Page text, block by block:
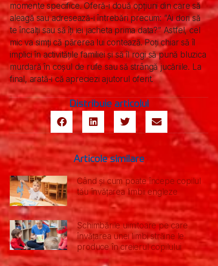
momente specifice. Oferă-i două opțiuni din care să
aleagă sau adresează-i întrebări precum: ”Ai dori să
te încalți sau să îți iei jacheta prima data?” Astfel, cel
mic va simți că părerea lui contează. Poți chiar să îl
implici în activitățile familiei și să îl rogi să pună bluzica
murdară în coșul de rufe sau să strângă jucăriile. La
final, arată-i că apreciezi ajutorul oferit.
Distribuie articolul
Articole similare
Când și cum poate începe copilul
tău învățarea limbii engleze
Schimbările uimitoare pe care
învățarea unei limbi străine le
produce în creierul copilului